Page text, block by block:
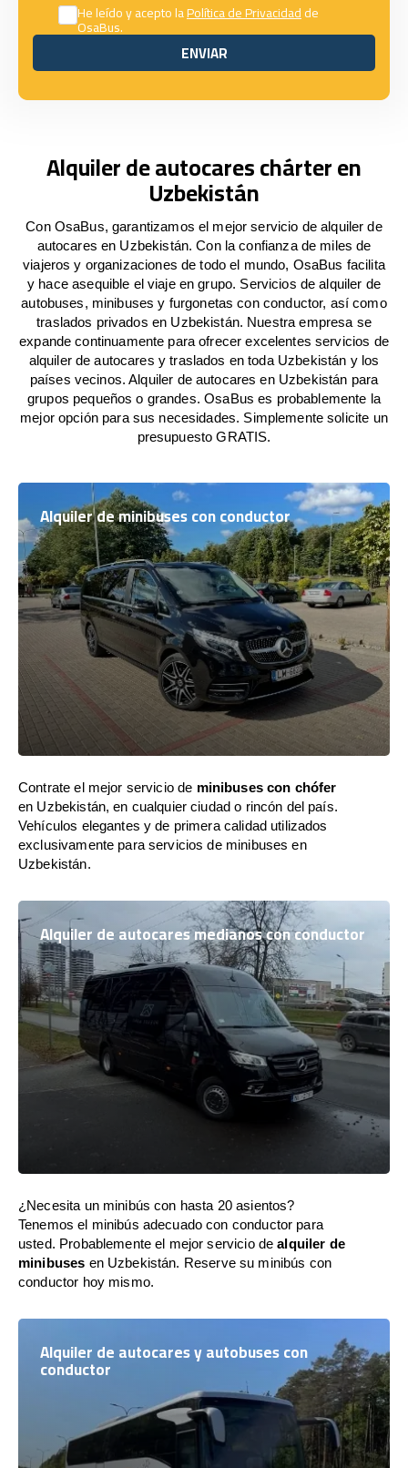
He leído y acepto laPolítica de Privacidadde
OsaBus.
ENVIAR
ENVIAR
Alquiler de autocares chárter en
Uzbekistán
Con OsaBus, garantizamos el mejor servicio de alquiler de
autocares en Uzbekistán. Con la confianza de miles de
viajeros y organizaciones de todo el mundo, OsaBus facilita
y hace asequible el viaje en grupo. Servicios de alquiler de
autobuses, minibuses y furgonetas con conductor, así como
traslados privados en Uzbekistán. Nuestra empresa se
expande continuamente para ofrecer excelentes servicios de
alquiler de autocares y traslados en toda Uzbekistán y los
países vecinos. Alquiler de autocares en Uzbekistán para
grupos pequeños o grandes. OsaBus es probablemente la
mejor opción para sus necesidades. Simplemente solicite un
presupuesto GRATIS.
Alquiler de minibuses con conductor
Contrate el mejor servicio de minibuses con chófer
en Uzbekistán, en cualquier ciudad o rincón del país.
Vehículos elegantes y de primera calidad utilizados
exclusivamente para servicios de minibuses en
Uzbekistán.
Alquiler de autocares medianos con conductor
¿Necesita un minibús con hasta 20 asientos?
Tenemos el minibús adecuado con conductor para
usted. Probablemente el mejor servicio dealquiler de
minibuses en Uzbekistán. Reserve su minibús con
conductor hoy mismo.
Alquiler de autocares y autobuses con
conductor